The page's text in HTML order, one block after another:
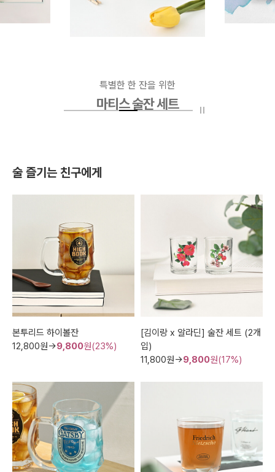
마티스 술잔 세트
술 즐기는 친구에게
본투리드 하이볼잔
12,800원→9,800원(23%)
[김이랑 x 알라딘] 술잔 세트 (2개
입)
11,800원→9,800원(17%)